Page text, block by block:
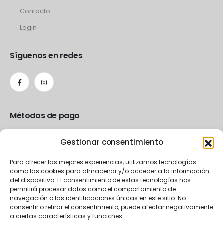
Gestionar consentimiento
Para ofrecer las mejores experiencias, utilizamos tecnologías
como las cookies para almacenar y/o acceder a la información
del dispositivo. El consentimiento de estas tecnologías nos
permitirá procesar datos como el comportamiento de
navegación o las identificaciones únicas en este sitio. No
consentir o retirar el consentimiento, puede afectar negativamente
a ciertas características y funciones.
Contacto
Login
Síguenos en redes
Métodos de pago